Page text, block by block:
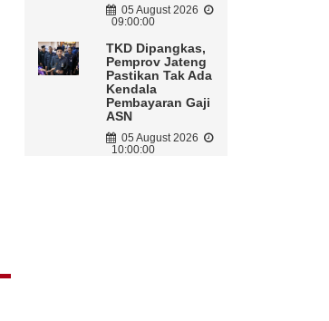
05 August 2026
09:00:00
TKD Dipangkas,
Pemprov Jateng
Pastikan Tak Ada
Kendala
Pembayaran Gaji
ASN
05 August 2026
10:00:00